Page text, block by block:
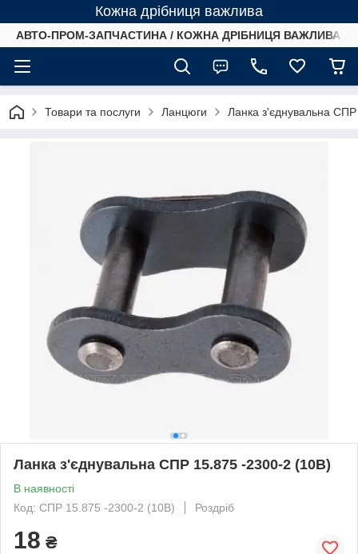
Кожна дрібниця важлива
АВТО-ПРОМ-ЗАПЧАСТИНА / КОЖНА ДРІБНИЦЯ ВАЖЛИВА /
Товари та послуги Ланцюги Ланка з'єднувальна
Ланка з'єднувальна СПР 15.875 -2300-2 (10B)
В наявності
Код: СПР 15.875 -2300-2 (10B)
Роздріб
18 ₴